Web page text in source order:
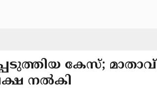
കേസ്; മാതാവ്
നല്‍കി